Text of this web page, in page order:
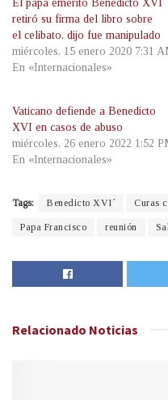
El papa emérito Benedicto XVI
retiró su firma del libro sobre
el celibato, dijo fue manipulado
miércoles, 15 enero 2020 7:31
En «Internacionales»
Vaticano defiende a Benedicto
XVI en casos de abuso
miércoles, 26 enero 2022 1:52
En «Internacionales»
Tags: Benedicto XVI´ Curas
Papa Francisco reunión
Relacionado Noticias